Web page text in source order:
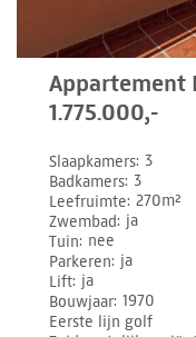
Appartement
1.775.000,-
Slaapkamers 3
Badkamers 3
Leefruimte 270m²
Zwembad ja
Tuin nee
Parkeren ja
Lift ja
Bouwjaar 1970
Eerste lijn golf